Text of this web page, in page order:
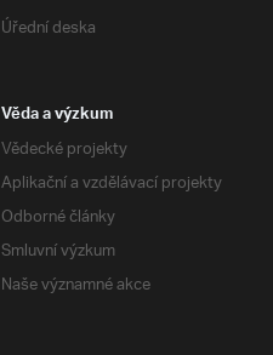
Úřední deska
Věda a výzkum
Vědecké projekty
Aplikační a vzdělávací projekty
Odborné články
Smluvní výzkum
Naše významné akce